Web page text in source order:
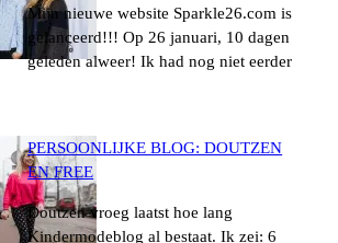
Mijn nieuwe website Sparkle26.com is
gelanceerd!!! Op 26 januari, 10 dagen
geleden alweer! Ik had nog niet eerder
PERSOONLIJKE BLOG: DOUTZEN
EN FREE
Doutzen vroeg laatst hoe lang
Kindermodeblog al bestaat. Ik zei: 6